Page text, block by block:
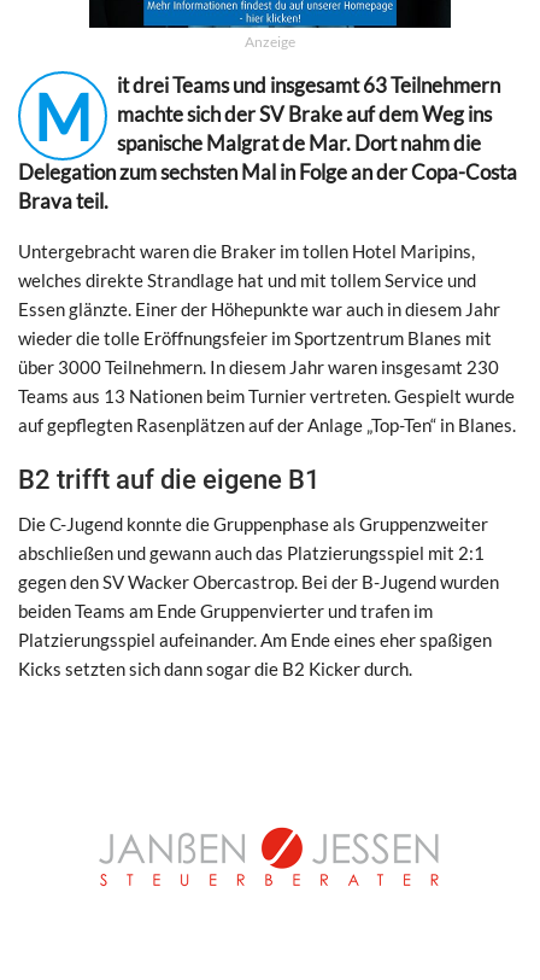
Anzeige
M
it drei Teams und insgesamt 63 Teilnehmern
machte sich der SV Brake auf dem Weg ins
spanische Malgrat de Mar. Dort nahm die
Delegation zum sechsten Mal in Folge an der Copa-Costa
Brava teil.
Untergebracht waren die Braker im tollen Hotel Maripins,
welches direkte Strandlage hat und mit tollem Service und
Essen glänzte. Einer der Höhepunkte war auch in diesem Jahr
wieder die tolle Eröffnungsfeier im Sportzentrum Blanes mit
über 3000 Teilnehmern. In diesem Jahr waren insgesamt 230
Teams aus 13 Nationen beim Turnier vertreten. Gespielt wurde
auf gepflegten Rasenplätzen auf der Anlage „Top-Ten“ in Blanes.
B2 trifft auf die eigene B1
Die C-Jugend konnte die Gruppenphase als Gruppenzweiter
abschließen und gewann auch das Platzierungsspiel mit 2:1
gegen den SV Wacker Obercastrop. Bei der B-Jugend wurden
beiden Teams am Ende Gruppenvierter und trafen im
Platzierungsspiel aufeinander. Am Ende eines eher spaßigen
Kicks setzten sich dann sogar die B2 Kicker durch.